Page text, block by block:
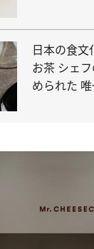
日本の食文
お茶 シェ
められた